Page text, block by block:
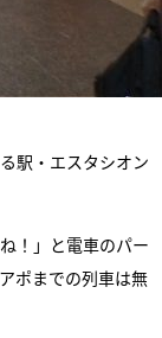
駅・エスタシオン
！」と電車のパー
ポまでの列車は無